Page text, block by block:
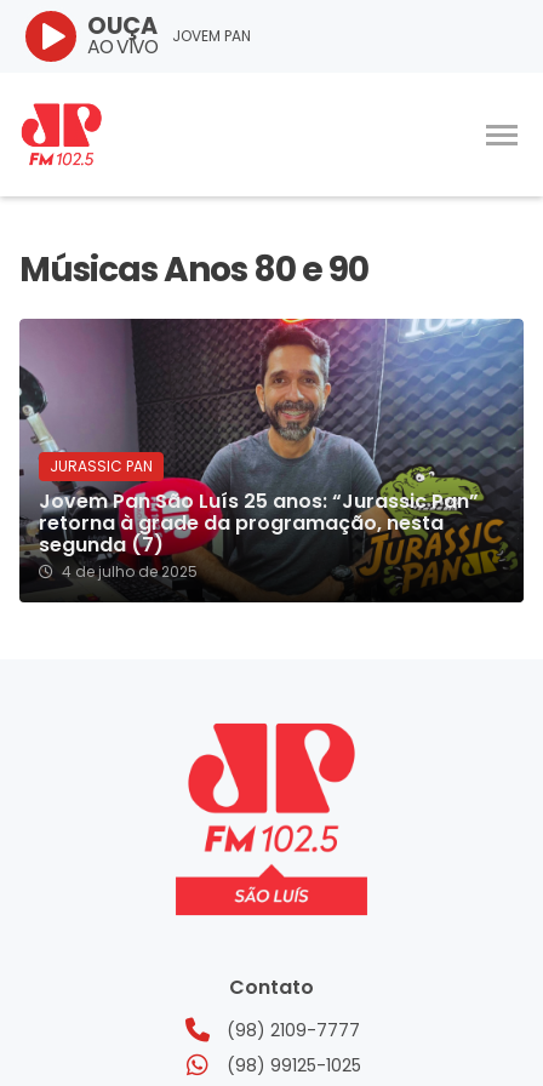
JOVEM PAN
OUÇA
AO VIVO
JURASSIC PAN
Jovem Pan São Luís 25 anos: “Jurassic Pan”
retorna à grade da programação, nesta
segunda (7)
4 de julho de 2025
Contato
(98) 2109-7777
(98) 99125-1025